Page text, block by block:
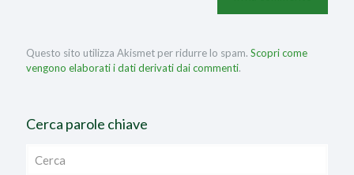
Questo sito utilizza Akismet per ridurre lo spam. Scopri come
vengono elaborati i dati derivati dai commenti.
Cerca parole chiave